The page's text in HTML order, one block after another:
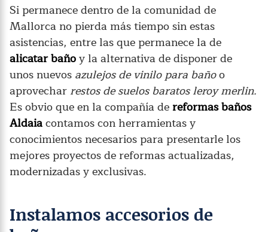
Si permanece dentro de la comunidad de
Mallorca no pierda más tiempo sin estas
asistencias, entre las que permanece la de
alicatar bañoy la alternativa de disponer de
unos nuevos azulejos de vinilo para bañoo
aprovechar restos de suelos baratos leroy merlin.
Es obvio que en la compañía dereformas baños
Aldaiacontamos con herramientas y
conocimientos necesarios para presentarle los
mejores proyectos de reformas actualizadas,
modernizadas y exclusivas.
Instalamos accesorios de